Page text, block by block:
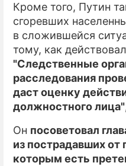
Кроме того, Путин
сгоревших
в сложившейся
тому, как
"Следственные
расследования
даст оценку
должностного лица"
Он посоветовал
из пострадавших от
которым есть